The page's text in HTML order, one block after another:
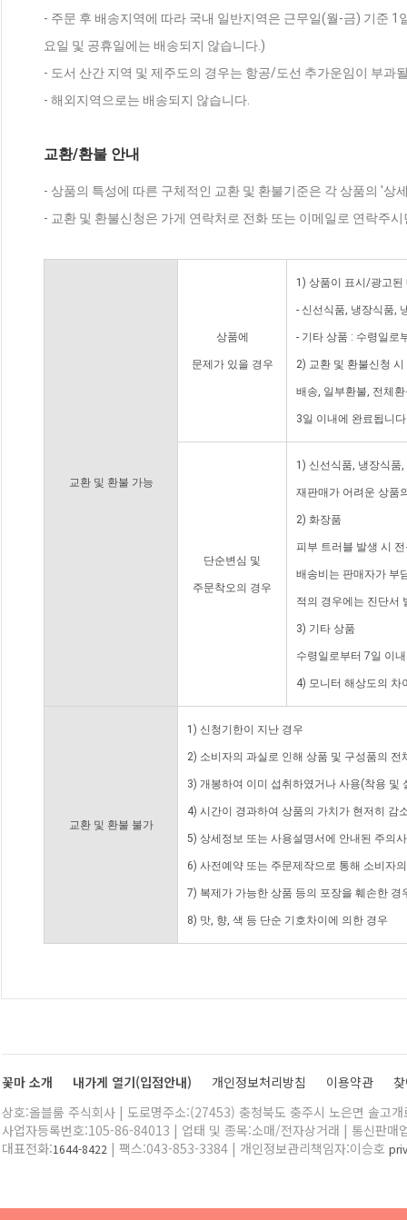
- 주문 후 배송지역에 따라 국내 일반지역은 근무일(월-금) 기준
요일 및 공휴일에는 배송되지 않습니다.)
- 도서 산간 지역 및 제주도의 경우는 항공/도선 추가운임이 부과
- 해외지역으로는 배송되지 않습니다.
교환/환불 안내
- 상품의 특성에 따른 구체적인 교환 및 환불기준은 각 상품의 '상
- 교환 및 환불신청은 가게 연락처로 전화 또는 이메일로 연락주
교환 및 환불 가능
상품에
문제가 있을 경우
1) 상품이 표시/광고된
- 신선식품, 냉장식품,
- 기타 상품 : 수령일로
2) 교환 및 환불신청
배송, 일부환불, 전체
3일 이내에 완료됩니
단순변심 및
주문착오의 경우
1) 신선식품, 냉장식품
재판매가 어려운 상품
2) 화장품
피부 트러블 발생 시
배송비는 판매자가 부
적의 경우에는 진단서
3) 기타 상품
수령일로부터 7일 이
4) 모니터 해상도의 차
교환 및 환불 불가
1) 신청기한이 지난 경우
2) 소비자의 과실로 인해 상품 및 구성품의
3) 개봉하여 이미 섭취하였거나 사용(착용 및
4) 시간이 경과하여 상품의 가치가 현저히 감
5) 상세정보 또는 사용설명서에 안내된 주의
6) 사전예약 또는 주문제작으로 통해 소비자
7) 복제가 가능한 상품 등의 포장을 훼손한 경
8) 맛, 향, 색 등 단순 기호차이에 의한 경우
꽃마 소개 내가게 열기(입점안내) 개인정보처리방침 이용약관
상호:올블룸 주식회사 | 도로명주소:(27453) 충청북도 충주시 노은면 솔고
사업자등록번호:105-86-84013 | 업태 및 종목:소매/전자상거래 | 통신판매
대표전화:1644-8422 | 팩스:043-853-3384 | 개인정보관리책임자:이승호